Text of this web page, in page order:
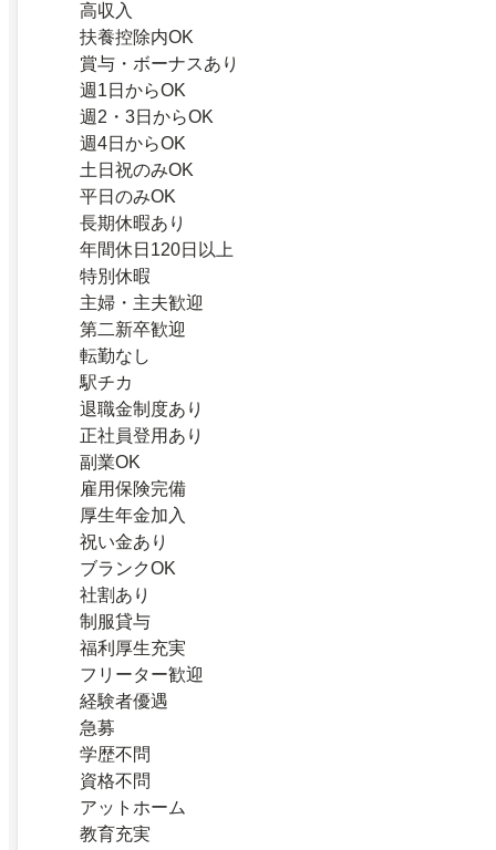
高収入
扶養控除内OK
賞与・ボーナスあり
週1日からOK
週2・3日からOK
週4日からOK
土日祝のみOK
平日のみOK
長期休暇あり
年間休日120日以上
特別休暇
主婦・主夫歓迎
第二新卒歓迎
転勤なし
駅チカ
退職金制度あり
正社員登用あり
副業OK
雇用保険完備
厚生年金加入
祝い金あり
ブランクOK
社割あり
制服貸与
福利厚生充実
フリーター歓迎
経験者優遇
急募
学歴不問
資格不問
アットホーム
教育充実